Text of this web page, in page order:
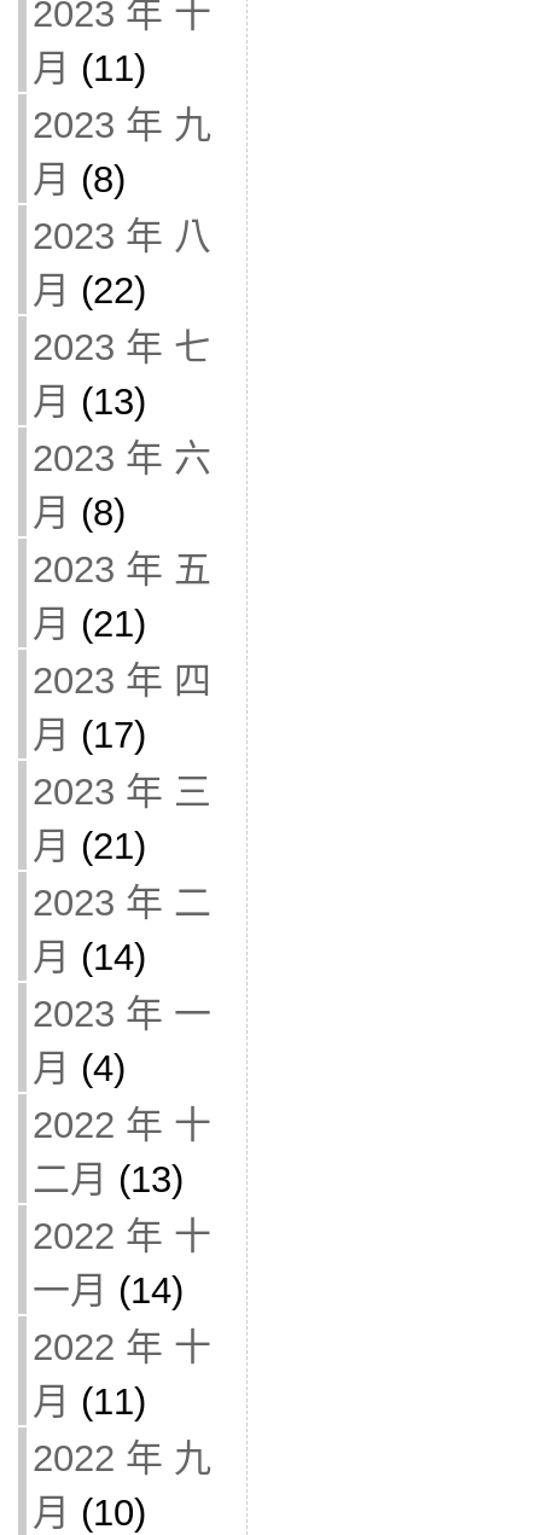
2023 年 十
月 (11)
2023 年 九
月 (8)
2023 年 八
月 (22)
2023 年 七
月 (13)
2023 年 六
月 (8)
2023 年 五
月 (21)
2023 年 四
月 (17)
2023 年 三
月 (21)
2023 年 二
月 (14)
2023 年 一
月 (4)
2022 年 十
二月 (13)
2022 年 十
一月 (14)
2022 年 十
月 (11)
2022 年 九
月 (10)